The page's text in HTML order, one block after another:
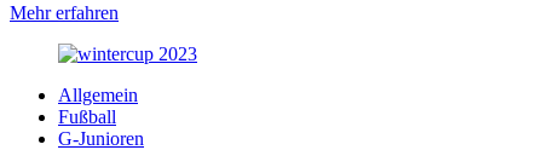
Mehr erfahren
Allgemein
Fußball
G-Junioren